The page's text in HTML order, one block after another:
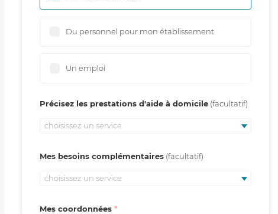
Du personnel pour mon établissement
Un emploi
Précisez les prestations d'aide à domicile
choisissez un service
Mes besoins complémentaires
choisissez un service
Mes coordonnées